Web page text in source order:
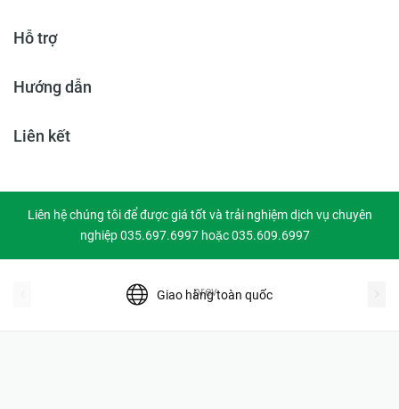
Hỗ trợ
Hướng dẫn
Liên kết
Liên hệ chúng tôi để được giá tốt và trải nghiệm dịch vụ chuyên
nghiệp 035.697.6997 hoặc 035.609.6997
Giao hàng toàn quốc
prev